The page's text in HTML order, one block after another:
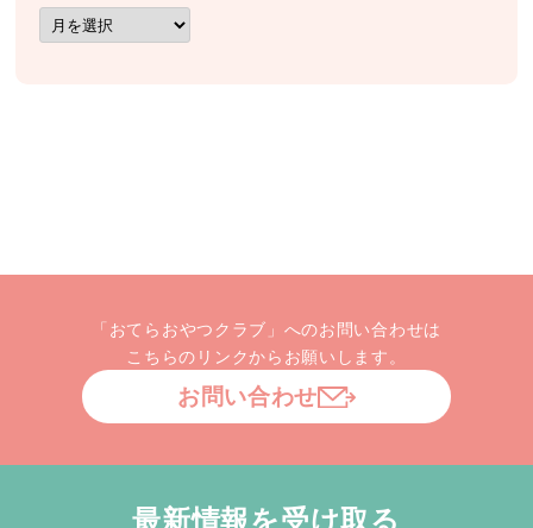
ア
ー
カ
「おてらおやつクラブ」へのお問い合わせは
こちらのリンクからお願いします。
お問い合わせ
最新情報を受け取る